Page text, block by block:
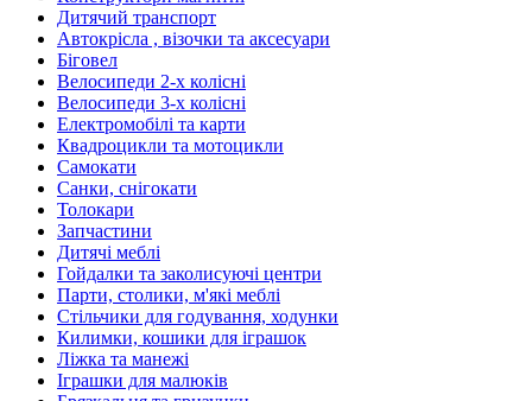
Дитячий транспорт
Автокрісла , візочки та аксесуари
Біговел
Велосипеди 2-х колісні
Велосипеди 3-х колісні
Електромобілі та карти
Квадроцикли та мотоцикли
Самокати
Санки, снігокати
Толокари
Запчастини
Дитячі меблі
Гойдалки та заколисуючі центри
Парти, столики, м'які меблі
Стільчики для годування, ходунки
Килимки, кошики для іграшок
Ліжка та манежі
Іграшки для малюків